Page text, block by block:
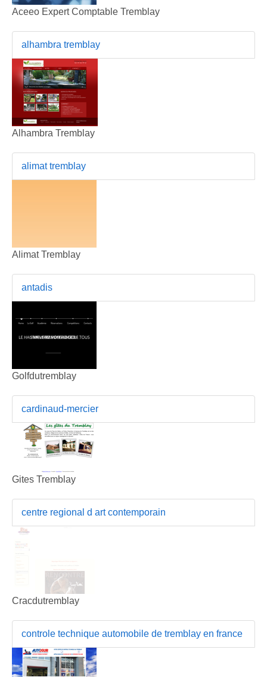
Aceeo Expert Comptable Tremblay
alhambra tremblay
Alhambra Tremblay
alimat tremblay
Alimat Tremblay
antadis
Golfdutremblay
cardinaud-mercier
Gites Tremblay
centre regional d art contemporain
Cracdutremblay
controle technique automobile de tremblay en france